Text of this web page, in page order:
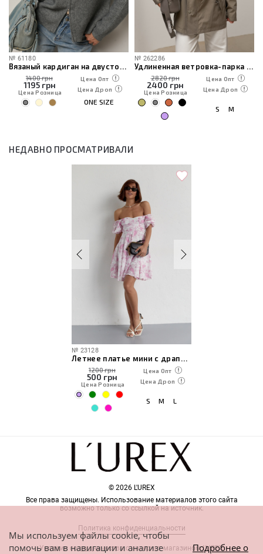
№ 61180
Вязаный кардиган на двусторонней молнии
1400 грн
1195грн
Цена Розница
Цена Опт
Цена Дроп
ONE SIZE
№ 262286
Удлиненная ветровка-парка с капюшоном
2820 грн
2400 грн
Цена Розница
Цена Опт
Цена Дроп
S M
НЕДАВНО ПРОСМАТРИВАЛИ
№ 23128
Летнее платье мини с драпировкой спереди
1200 грн
500 грн
Цена Розница
Цена Опт
Цена Дроп
S M L
© 2026 L'UREX
Все права защищены. Использование материалов этого сайта
возможно только со ссылкой на источник.
Политика конфиденциальности
Условия сотрудничества с интернет-магазином L'UREX
Мы используем файлы cookie, чтобы
помочь вам в навигации и анализе
Подробнее о